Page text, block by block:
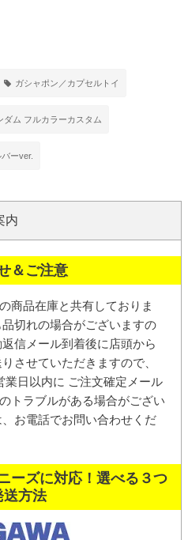
ガシャポン／カプセルトイ
ダム フルカラーカスタム
ーver.
内
＆ご注意
商品在庫と共有しておりま
切れの場合がございますの
返信メール到着後に店頭から
させていただきますので、
業日以内に ご注文確定メール
トラブルがある場合がござい
お電話でお問い合わせくだ
ーズに対応！選べる３つ
送方法